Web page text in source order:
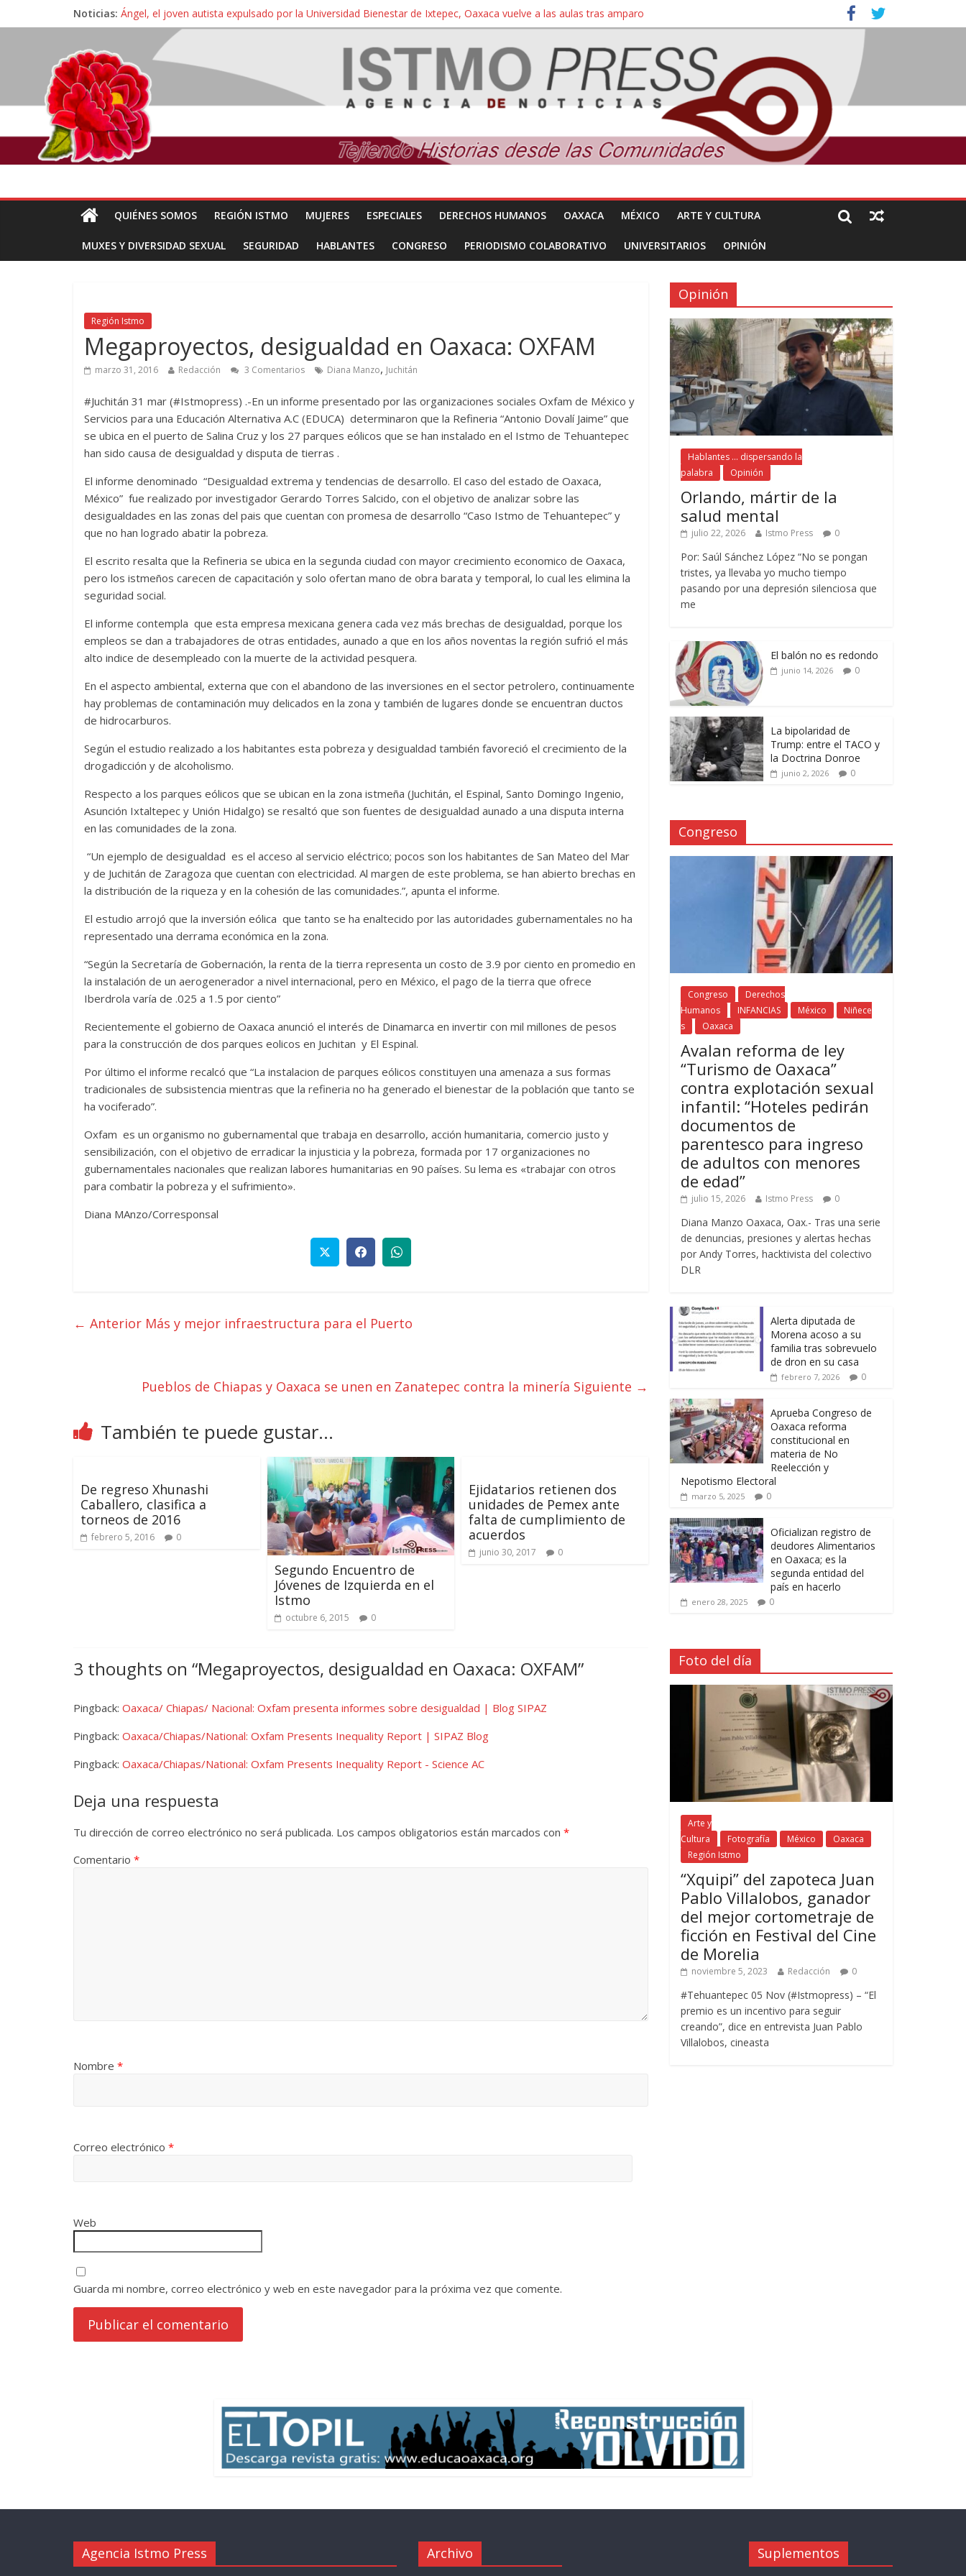
Noticias: Ángel, el joven autista expulsado por la Universidad Bienestar de Ixtepec, Oaxaca vuelve a las aulas tras amparo
Familiares de periodista Alejandro Leyva se reúnen con titular de la SEGOB y exigen detener a los autores materiales e intelectuales de su asesinato
Alertan pescadores de Juchitán, Oaxaca de nuevo despojo de su territorio para construir un parque eólico
Pescadores y comuneros ikoots detienen la extracción ilegal de material pétreo de gravera Oyamel
Un nuevo derrame de hidrocarburo afecta a Salina Cruz, Oaxaca; ahora pescadores de Salinas del Marqués denuncian daños de Pemex
QUIÉNES SOMOS REGIÓN ISTMO MUJERES ESPECIALES DERECHOS HUMANOS OAXACA MÉXICO ARTE Y CULTURA
MUXES Y DIVERSIDAD SEXUAL SEGURIDAD HABLANTES CONGRESO PERIODISMO COLABORATIVO UNIVERSITARIOS OPINIÓN
Región Istmo
Megaproyectos, desigualdad en Oaxaca: OXFAM
marzo 31, 2016 Redacción 3 Comentarios Diana Manzo, Juchitán
#Juchitán 31 mar (#Istmopress) .-En un informe presentado por las organizaciones sociales Oxfam de México y
Servicios para una Educación Alternativa A.C (EDUCA) determinaron que la Refineria “Antonio Dovalí Jaime” que
se ubica en el puerto de Salina Cruz y los 27 parques eólicos que se han instalado en el Istmo de Tehuantepec
han sido causa de desigualdad y disputa de tierras .
El informe denominado “Desigualdad extrema y tendencias de desarrollo. El caso del estado de Oaxaca,
México” fue realizado por investigador Gerardo Torres Salcido, con el objetivo de analizar sobre las
desigualdades en las zonas del pais que cuentan con promesa de desarrollo “Caso Istmo de Tehuantepec” y
que no han logrado abatir la pobreza.
El escrito resalta que la Refineria se ubica en la segunda ciudad con mayor crecimiento economico de Oaxaca,
pero los istmeños carecen de capacitación y solo ofertan mano de obra barata y temporal, lo cual les elimina la
seguridad social.
El informe contempla que esta empresa mexicana genera cada vez más brechas de desigualdad, porque los
empleos se dan a trabajadores de otras entidades, aunado a que en los años noventas la región sufrió el más
alto indice de desempleado con la muerte de la actividad pesquera.
En el aspecto ambiental, externa que con el abandono de las inversiones en el sector petrolero, continuamente
hay problemas de contaminación muy delicados en la zona y también de lugares donde se encuentran ductos
de hidrocarburos.
Según el estudio realizado a los habitantes esta pobreza y desigualdad también favoreció el crecimiento de la
drogadicción y de alcoholismo.
Respecto a los parques eólicos que se ubican en la zona istmeña (Juchitán, el Espinal, Santo Domingo Ingenio,
Asunción Ixtaltepec y Unión Hidalgo) se resaltó que son fuentes de desigualdad aunado a una disputa interna
en las comunidades de la zona.
“Un ejemplo de desigualdad es el acceso al servicio eléctrico; pocos son los habitantes de San Mateo del Mar
y de Juchitán de Zaragoza que cuentan con electricidad. Al margen de este problema, se han abierto brechas en
la distribución de la riqueza y en la cohesión de las comunidades.”, apunta el informe.
El estudio arrojó que la inversión eólica que tanto se ha enaltecido por las autoridades gubernamentales no ha
representado una derrama económica en la zona.
“Según la Secretaría de Gobernación, la renta de la tierra representa un costo de 3.9 por ciento en promedio en
la instalación de un aerogenerador a nivel internacional, pero en México, el pago de la tierra que ofrece
Iberdrola varía de .025 a 1.5 por ciento”
Recientemente el gobierno de Oaxaca anunció el interés de Dinamarca en invertir con mil millones de pesos
para la construcción de dos parques eolicos en Juchitan y El Espinal.
Por último el informe recalcó que “La instalacion de parques eólicos constituyen una amenaza a sus formas
tradicionales de subsistencia mientras que la refineria no ha generado el bienestar de la población que tanto se
ha vociferado”.
Oxfam es un organismo no gubernamental que trabaja en desarrollo, acción humanitaria, comercio justo y
sensibilización, con el objetivo de erradicar la injusticia y la pobreza, formada por 17 organizaciones no
gubernamentales nacionales que realizan labores humanitarias en 90 países. Su lema es «trabajar con otros
para combatir la pobreza y el sufrimiento».
Diana MAnzo/Corresponsal
← Anterior Más y mejor infraestructura para el Puerto
Pueblos de Chiapas y Oaxaca se unen en Zanatepec contra la minería Siguiente →
También te puede gustar...
De regreso Xhunashi
Caballero, clasifica a
torneos de 2016
febrero 5, 2016 0
Segundo Encuentro de
Jóvenes de Izquierda en el
Istmo
octubre 6, 2015 0
Ejidatarios retienen dos
unidades de Pemex ante
falta de cumplimiento de
acuerdos
junio 30, 2017 0
3 thoughts on “Megaproyectos, desigualdad en Oaxaca: OXFAM”
Pingback: Oaxaca/ Chiapas/ Nacional: Oxfam presenta informes sobre desigualdad | Blog SIPAZ
Pingback: Oaxaca/Chiapas/National: Oxfam Presents Inequality Report | SIPAZ Blog
Pingback: Oaxaca/Chiapas/National: Oxfam Presents Inequality Report - Science AC
Deja una respuesta
Tu dirección de correo electrónico no será publicada. Los campos obligatorios están marcados con *
Comentario *
Nombre *
Correo electrónico *
Web
Guarda mi nombre, correo electrónico y web en este navegador para la próxima vez que comente.
Opinión
Hablantes ... dispersando la
palabra
Opinión
Orlando, mártir de la
salud mental
julio 22, 2026 Istmo Press 0
Por: Saúl Sánchez López “No se pongan
tristes, ya llevaba yo mucho tiempo
pasando por una depresión silenciosa que
me
El balón no es redondo
junio 14, 2026 0
La bipolaridad de
Trump: entre el TACO y
la Doctrina Donroe
junio 2, 2026 0
Congreso
Congreso
Derechos
Humanos
INFANCIAS México
Niñece
s
Oaxaca
Avalan reforma de ley
“Turismo de Oaxaca”
contra explotación sexual
infantil: “Hoteles pedirán
documentos de
parentesco para ingreso
de adultos con menores
de edad”
julio 15, 2026 Istmo Press 0
Diana Manzo Oaxaca, Oax.- Tras una serie
de denuncias, presiones y alertas hechas
por Andy Torres, hacktivista del colectivo
DLR
Alerta diputada de
Morena acoso a su
familia tras sobrevuelo
de dron en su casa
febrero 7, 2026 0
Aprueba Congreso de
Oaxaca reforma
constitucional en
materia de No
Reelección y
Nepotismo Electoral
marzo 5, 2025 0
Oficializan registro de
deudores Alimentarios
en Oaxaca; es la
segunda entidad del
país en hacerlo
enero 28, 2025 0
Foto del día
Arte y
Cultura
Fotografía México
Oaxaca
Región Istmo
“Xquipi” del zapoteca Juan
Pablo Villalobos, ganador
del mejor cortometraje de
ficción en Festival del Cine
de Morelia
noviembre 5, 2023 Redacción 0
#Tehuantepec 05 Nov (#Istmopress) – “El
premio es un incentivo para seguir
creando”, dice en entrevista Juan Pablo
Villalobos, cineasta
Agencia Istmo Press Archivo Suplementos